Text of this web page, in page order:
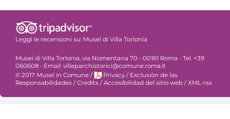
Leggi le recensioni su: Musei di Villa Torlonia
Musei di Villa Torlonia, via Nomentana 70 - 00161 Roma - Tel. +39
060608 - Email: villeparchistorici@comune.roma.it
© 2017 Musei in Comune / Privacy / Exclusiòn de las
Responsabilidades / Credits / Accesibilidad del sitio web / XML-rss